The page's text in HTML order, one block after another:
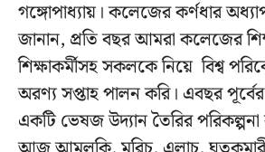
গঙ্গোপাধ্যায়। কলেজের কর্ণধার
জানান, প্রতি বছর আমরা কলেজের
শিক্ষাকর্মীসহ সকলকে নিয়ে বিশ্ব
অরণ্য সপ্তাহ পালন করি। এবছর
একটি ভেষজ উদ্যান তৈরির পরিকল্পনা